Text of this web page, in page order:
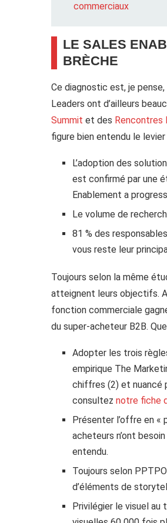
commerciaux
LE SALES
BRÈCHE
Ce diagnostic est, je
Leaders ont d’ailleurs
Summit et des Rencontres
figure bien entendu le
L’adoption des
est confirmé par une
Enablement a
Le volume de
81 % des
vous reste leur
Toujours selon la même
atteignent leurs objectifs.
fonction commerciale
du super-acheteur B2B.
Adopter les trois
empirique The
chiffres (2) et nuancé
consultez notre fiche
Présenter l’offre en «
acheteurs n’ont
entendu.
Toujours selon
d’éléments de
Privilégier le visuel